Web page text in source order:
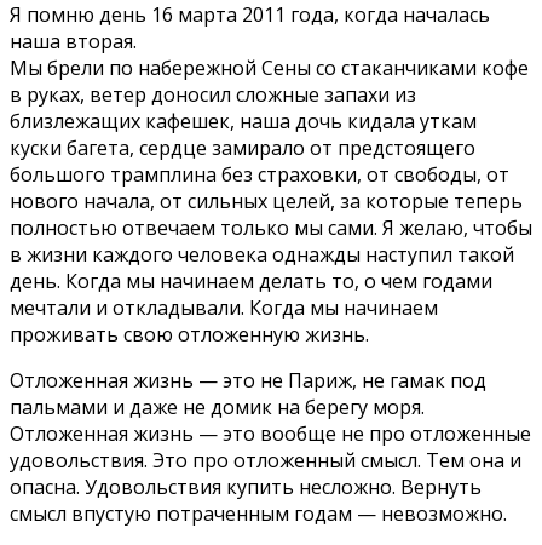
Я помню день 16 марта 2011 года, когда началась
наша вторая.
Мы брели по набережной Сены со стаканчиками кофе
в руках, ветер доносил сложные запахи из
близлежащих кафешек, наша дочь кидала уткам
куски багета, сердце замирало от предстоящего
большого трамплина без страховки, от свободы, от
нового начала, от сильных целей, за которые теперь
полностью отвечаем только мы сами. Я желаю, чтобы
в жизни каждого человека однажды наступил такой
день. Когда мы начинаем делать то, о чем годами
мечтали и откладывали. Когда мы начинаем
проживать свою отложенную жизнь.
Отложенная жизнь — это не Париж, не гамак под
пальмами и даже не домик на берегу моря.
Отложенная жизнь — это вообще не про отложенные
удовольствия. Это про отложенный смысл. Тем она и
опасна. Удовольствия купить несложно. Вернуть
смысл впустую потраченным годам — невозможно.